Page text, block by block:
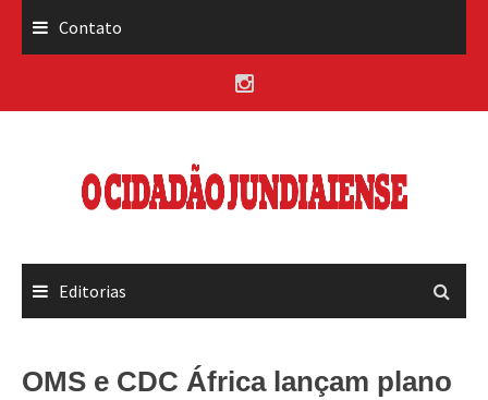
Contato
Editorias
OMS e CDC África lançam plano